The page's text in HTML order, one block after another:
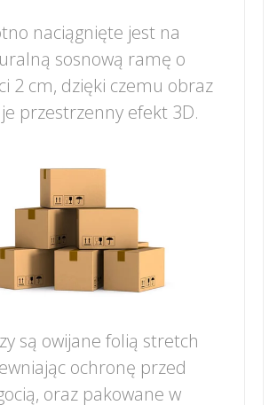
naciągnięte jest na
sosnową ramę o
2 cm, dzięki czemu obraz
przestrzenny efekt 3D.
są owijane folią stretch
ochronę przed
oraz pakowane w